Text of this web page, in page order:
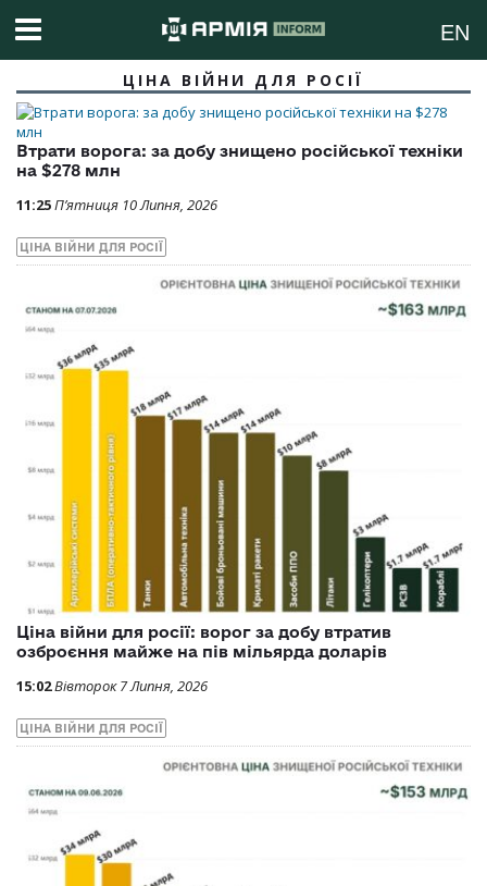
EN
ЦІНА ВІЙНИ ДЛЯ РОСІЇ
Втрати ворога: за добу знищено російської техніки
на $278 млн
11:25П’ятниця 10 Липня, 2026
ЦІНА ВІЙНИ ДЛЯ РОСІЇ
Ціна війни для росії: ворог за добу втратив
озброєння майже на пів мільярда доларів
15:02Вівторок 7 Липня, 2026
ЦІНА ВІЙНИ ДЛЯ РОСІЇ